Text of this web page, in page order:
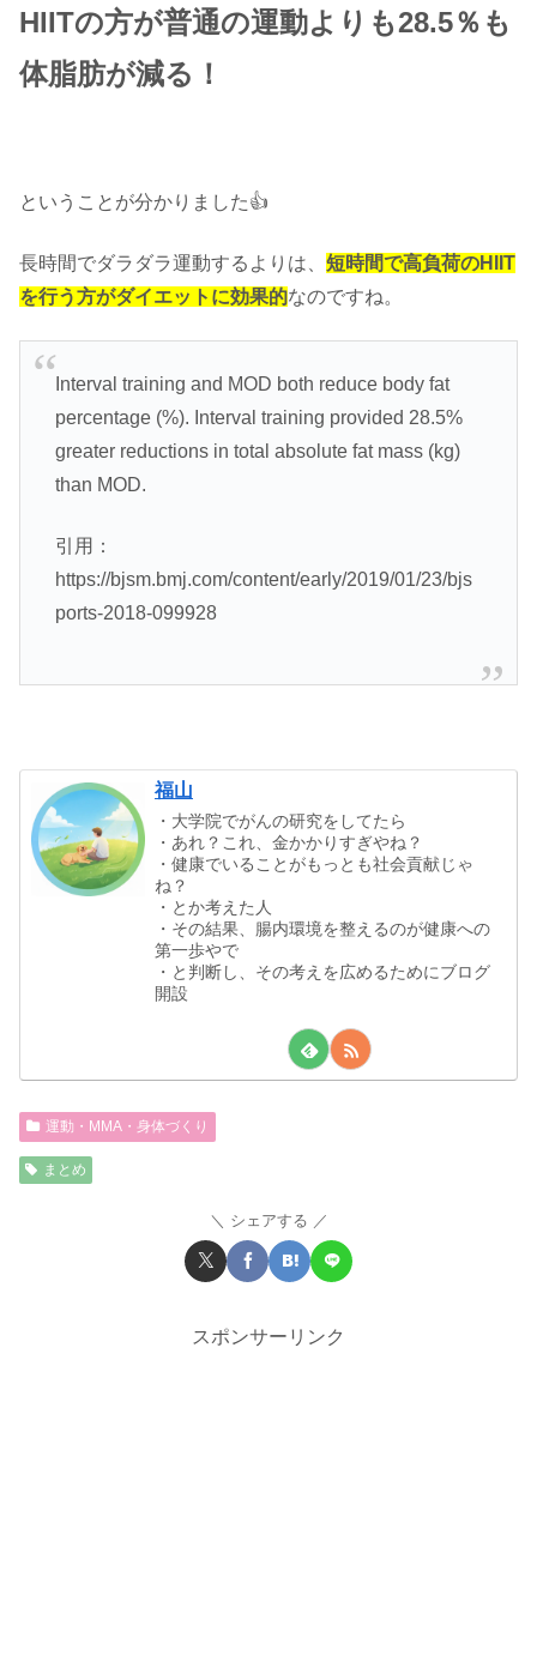
HIITの方が普通の運動よりも28.5％も
体脂肪が減る！
ということが分かりました👍
長時間でダラダラ運動するよりは、 短時間で高負荷のHIIT
を行う方がダイエットに効果的なのですね。
Interval training and MOD both reduce body fat
percentage (%). Interval training provided 28.5%
greater reductions in total absolute fat mass (kg)
than MOD.
引用：
https://bjsm.bmj.com/content/early/2019/01/23/bjs
ports-2018-099928
福山
・大学院でがんの研究をしてたら
・あれ？これ、金かかりすぎやね？
・健康でいることがもっとも社会貢献じゃ
ね？
・とか考えた人
・その結果、腸内環境を整えるのが健康への
第一歩やで
・と判断し、その考えを広めるためにブログ
開設
運動・MMA・身体づくり
まとめ
シェアする
スポンサーリンク